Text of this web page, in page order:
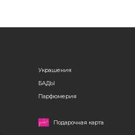
Украшения
БАДЫ
Парфюмерия
Подарочная карта